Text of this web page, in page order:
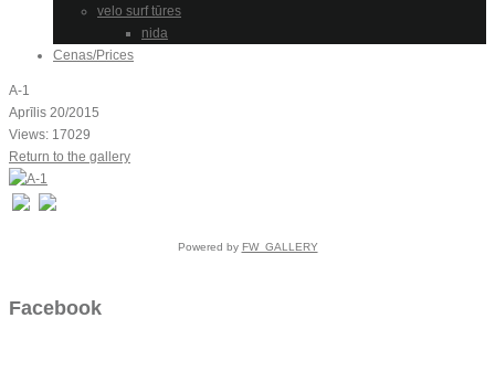
velo surf tūres
nida
Cenas/Prices
A-1
Aprīlis 20/2015
Views: 17029
Return to the gallery
Powered by FW_GALLERY
Facebook